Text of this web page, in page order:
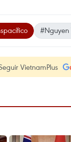
#Nguyen
VietnamPlus